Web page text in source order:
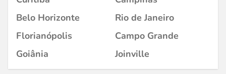
Belo Horizonte
Rio de Janeiro
Florianópolis
Campo Grande
Goiânia
Joinville